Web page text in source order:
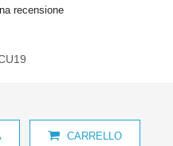
recensione
CARRELLO